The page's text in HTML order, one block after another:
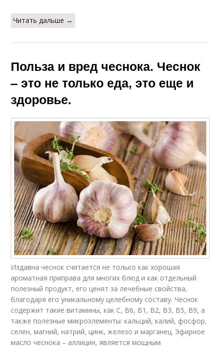
Читать дальше →
Польза и вред чеснока. Чеснок
– это не только еда, это еще и
здоровье.
Издавна чеснок считается не только как хорошая
ароматная приправа для многих блюд и как отдельный
полезный продукт, его ценят за лечебные свойства,
благодаря его уникальному целебному составу. Чеснок
содержит такие витамины, как C, B6, B1, B2, B3, B5, B9, а
также полезные микроэлементы: кальций, калий, фосфор,
селен, магний, натрий, цинк, железо и марганец. Эфирное
масло чеснока – аллицин, является мощным